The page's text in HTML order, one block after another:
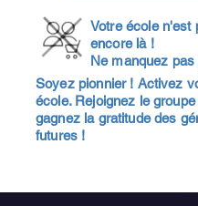
Votre école n'est
encore là !
Ne manquez pas
Soyez pionnier ! Activez
école. Rejoignez le groupe
gagnez la gratitude des
futures !